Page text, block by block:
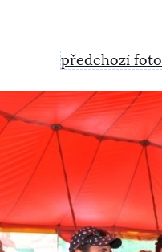
předchozí foto